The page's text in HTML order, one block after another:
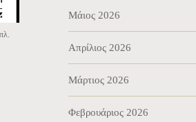
Μάιος 2026
Απρίλιος 2026
Μάρτιος 2026
Φεβρουάριος 2026